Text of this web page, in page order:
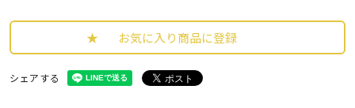
お気に入り商品に登録
シェアする